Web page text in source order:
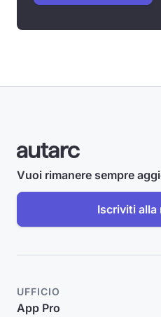
Vuoi rimanere sempre
Iscriviti
UFFICIO
App Pro